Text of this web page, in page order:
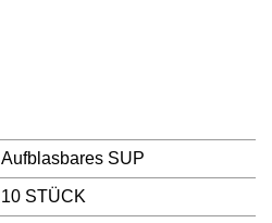
Aufblasbares SUP
10 STÜCK